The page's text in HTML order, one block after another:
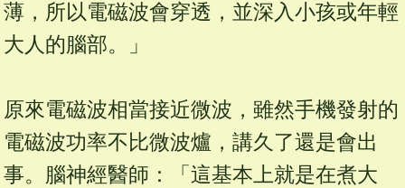
薄，所以電磁波會穿透，並深入小孩或年輕
大人的腦部。」
原來電磁波相當接近微波，雖然手機發射的
電磁波功率不比微波爐，講久了還是會出
事。腦神經醫師：「這基本上就是在煮大